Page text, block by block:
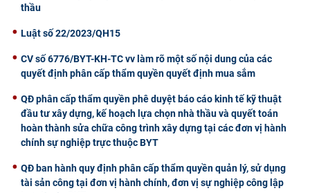
thầu
Luật số 22/2023/QH15
CV số 6776/BYT-KH-TC vv làm rõ một số nội dung của các
quyết định phân cấp thẩm quyền quyết định mua sắm
QĐ phân cấp thẩm quyền phê duyệt báo cáo kinh tế kỹ thuật
đầu tư xây dựng, kế hoạch lựa chọn nhà thầu và quyết toán
hoàn thành sửa chữa công trình xây dựng tại các đơn vị hành
chính sự nghiệp trực thuộc BYT
QĐ ban hành quy định phân cấp thẩm quyền quản lý, sử dụng
tài sản công tại đơn vị hành chính, đơn vị sự nghiệp công lập